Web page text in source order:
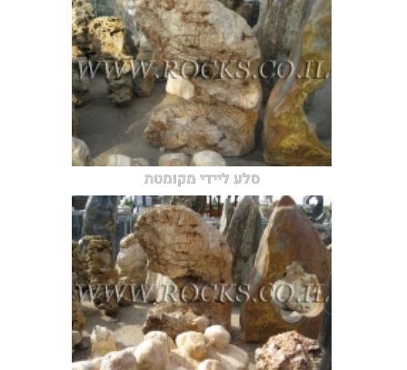
סלע ליידי מקומטת